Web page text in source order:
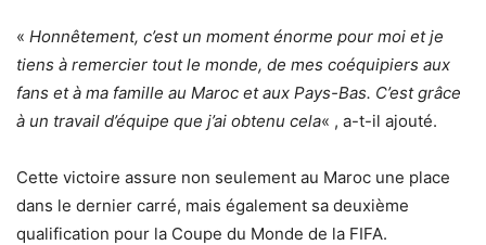
« Honnêtement, c’est un moment énorme pour moi et je
tiens à remercier tout le monde, de mes coéquipiers aux
fans et à ma famille au Maroc et aux Pays-Bas. C’est grâce
à un travail d’équipe que j’ai obtenu cela« , a-t-il ajouté.
Cette victoire assure non seulement au Maroc une place
dans le dernier carré, mais également sa deuxième
qualification pour la Coupe du Monde de la FIFA.